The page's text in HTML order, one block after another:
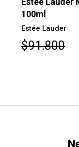
100ml
Estée Lauder
$91.800